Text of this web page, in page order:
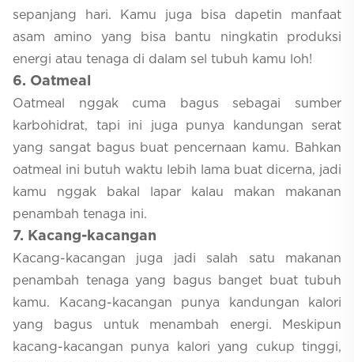
sepanjang hari. Kamu juga bisa dapetin manfaat
asam amino yang bisa bantu ningkatin produksi
energi atau tenaga di dalam sel tubuh kamu loh!
6. Oatmeal
Oatmeal nggak cuma bagus sebagai sumber
karbohidrat, tapi ini juga punya kandungan serat
yang sangat bagus buat pencernaan kamu. Bahkan
oatmeal ini butuh waktu lebih lama buat dicerna, jadi
kamu nggak bakal lapar kalau makan makanan
penambah tenaga ini.
7. Kacang-kacangan
Kacang-kacangan juga jadi salah satu makanan
penambah tenaga yang bagus banget buat tubuh
kamu. Kacang-kacangan punya kandungan kalori
yang bagus untuk menambah energi. Meskipun
kacang-kacangan punya kalori yang cukup tinggi,